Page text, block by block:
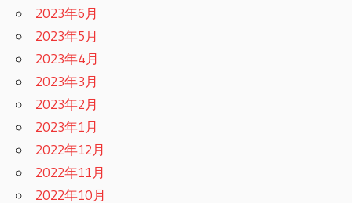
2023年6月
2023年5月
2023年4月
2023年3月
2023年2月
2023年1月
2022年12月
2022年11月
2022年10月